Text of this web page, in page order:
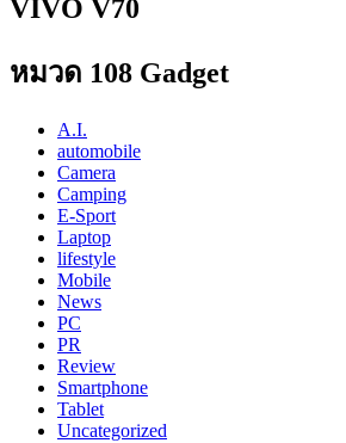
VIVO V70
หมวด 108 Gadget
A.I.
automobile
Camera
Camping
E-Sport
Laptop
lifestyle
Mobile
News
PC
PR
Review
Smartphone
Tablet
Uncategorized